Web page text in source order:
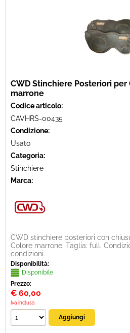
CWD Stinchiere Posteriori
marrone
Codice articolo:
CAVHRS-00435
Condizione:
Usato
Categoria:
Stinchiere
Marca:
CWD stinchiere posteriori con
Colore marrone. Taglia: full.
condizioni.
Disponibilità:
Disponibile
Prezzo:
€ 60,00
Iva inclusa